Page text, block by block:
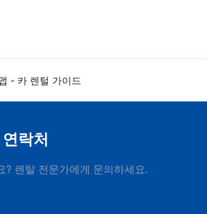
- 카 렌털 가이드
락처
? 렌탈 전문가에게 문의하세요.